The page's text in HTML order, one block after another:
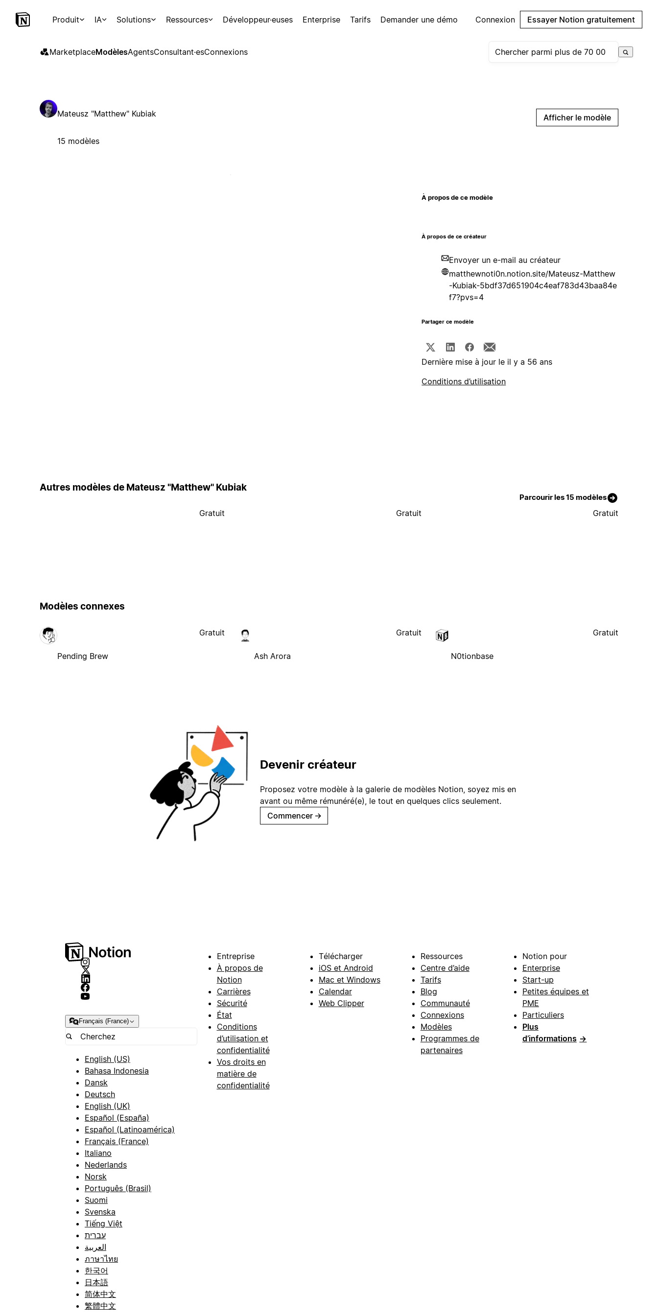
Produit IA Solutions Ressources Développeur·euses Enterprise Tarifs Demander une démo Connexion Essayer Notion gratuitement
MarketplaceModèlesAgentsConsultant·esConnexions
Mateusz "Matthew" Kubiak
15 modèles
Afficher le modèle
À propos de ce modèle
À propos de ce créateur
Envoyer un e-mail au créateur
matthewnoti0n.notion.site/Mateusz-Matthew
-Kubiak-5bdf37d651904c4eaf783d43baa84e
f7?pvs=4
Partager ce modèle
Dernière mise à jour le il y a 56 ans
Conditions d’utilisation
Autres modèles de Mateusz "Matthew" Kubiak
Parcourir les 15 modèles
Gratuit Gratuit Gratuit
Modèles connexes
Pending Brew
Gratuit
Ash Arora
Gratuit
N0tionbase
Gratuit
Devenir créateur
Proposez votre modèle à la galerie de modèles Notion, soyez mis en
avant ou même rémunéré(e), le tout en quelques clics seulement.
Commencer →
Français (France)
English (US)
Bahasa Indonesia
Dansk
Deutsch
English (UK)
Español (España)
Español (Latinoamérica)
Français (France)
Italiano
Nederlands
Norsk
Português (Brasil)
Suomi
Svenska
Tiếng Việt
עברית
العربية
ภาษาไทย
한국어
日本語
简体中文
繁體中文
Entreprise
À propos de
Notion
Carrières
Sécurité
État
Conditions
d’utilisation et
confidentialité
Vos droits en
matière de
confidentialité
Télécharger
iOS et Android
Mac et Windows
Calendar
Web Clipper
Ressources
Centre d’aide
Tarifs
Blog
Communauté
Connexions
Modèles
Programmes de
partenaires
Notion pour
Enterprise
Start-up
Petites équipes et
PME
Particuliers
Plus
d’informations →